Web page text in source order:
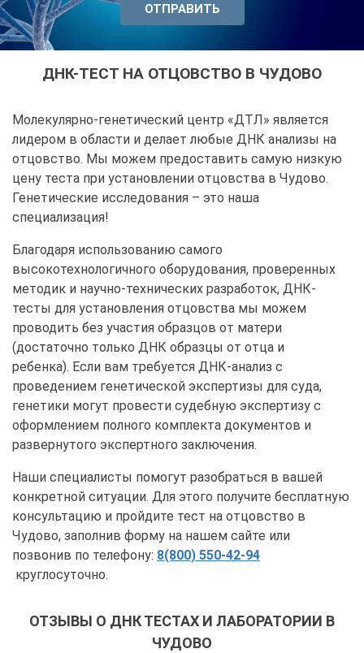
ДНК-ТЕСТ НА ОТЦОВСТВО В ЧУДОВО
Молекулярно-генетический центр «ДТЛ» является
лидером в области и делает любые ДНК анализы на
отцовство. Мы можем предоставить самую низкую
цену теста при установлении отцовства в Чудово.
Генетические исследования – это наша
специализация!
Благодаря использованию самого
высокотехнологичного оборудования, проверенных
методик и научно-технических разработок, ДНК-
тесты для установления отцовства мы можем
проводить без участия образцов от матери
(достаточно только ДНК образцы от отца и
ребенка). Если вам требуется ДНК-анализ с
проведением генетической экспертизы для суда,
генетики могут провести судебную экспертизу с
оформлением полного комплекта документов и
развернутого экспертного заключения.
Наши специалисты помогут разобраться в вашей
конкретной ситуации. Для этого получите бесплатную
консультацию и пройдите тест на отцовство в
Чудово, заполнив форму на нашем сайте или
позвонив по телефону: 8(800) 550-42-94
круглосуточно.
ОТЗЫВЫ О ДНК ТЕСТАХ И ЛАБОРАТОРИИ В
ЧУДОВО